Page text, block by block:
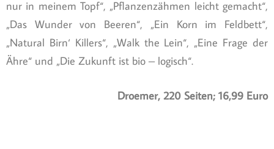
nur in meinem Topf“, „Pflanzenzähmen leicht gemacht“,
„Das Wunder von Beeren“, „Ein Korn im Feldbett“,
„Natural Birn‘ Killers“, „Walk the Lein“, „Eine Frage der
Ähre“ und „Die Zukunft ist bio – logisch“.
Droemer, 220 Seiten; 16,99 Euro